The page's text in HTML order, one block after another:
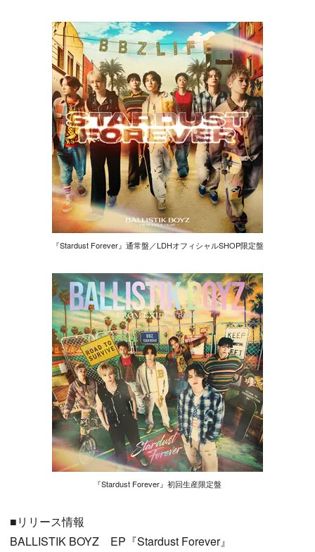
『Stardust Forever』通常盤／LDHオフィシャルSHOP限定盤
『Stardust Forever』初回生産限定盤
■リリース情報
BALLISTIK BOYZ EP『Stardust Forever』